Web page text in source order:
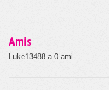
Amis
Luke13488 a 0 ami